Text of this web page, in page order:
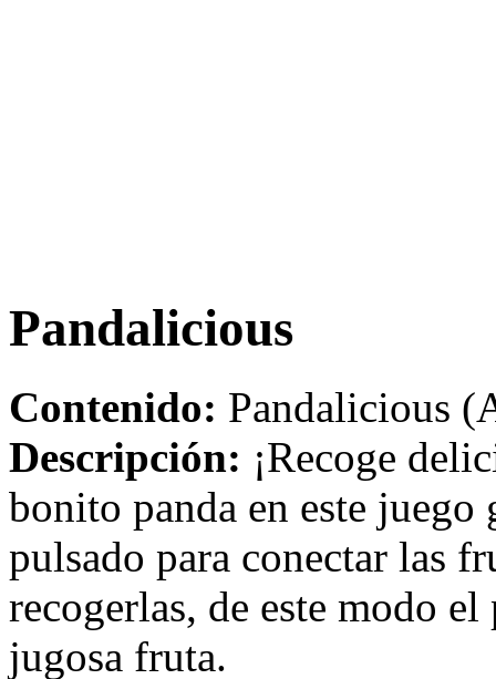
Pandalicious
Contenido: Pandalicious
Descripción: ¡Recoge
bonito panda en este
pulsado para conectar las
recogerlas, de este modo
jugosa fruta.